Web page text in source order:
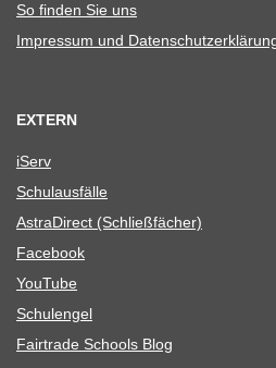
So fin­den Sie uns
Impres­sum und
EXTERN
iServ
Schul­aus­fälle
Astra­Di­rect (Schließ­fä­cher)
Face­book
You­Tube
Schul­en­gel
Fair­trade Schools Blog